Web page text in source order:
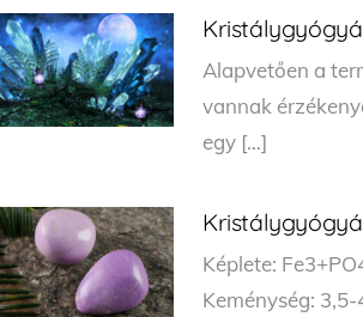
Alapvetően a
vannak
egy […]
Képlete:
Keménység: